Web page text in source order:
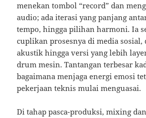
menekan tombol “record” dan
audio; ada iterasi yang panjang
tempo, hingga pilihan harmoni. Ia
cuplikan prosesnya di media sosial,
akustik hingga versi yang lebih
drum mesin. Tantangan terbesar
bagaimana menjaga energi emosi
pekerjaan teknis mulai menguasai.
Di tahap pasca-produksi, mixing